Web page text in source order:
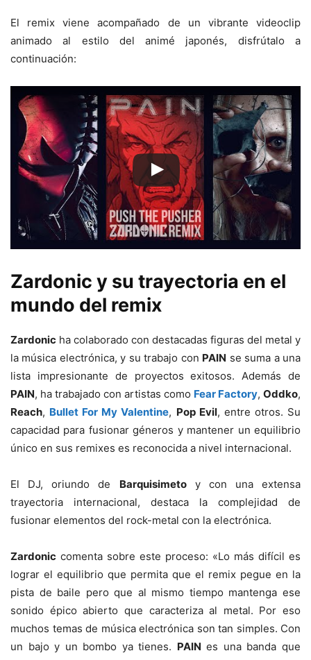
El remix viene acompañado de un vibrante videoclip
animado al estilo del animé japonés, disfrútalo a
continuación:
Zardonic y su trayectoria en el
mundo del remix
Zardonic ha colaborado con destacadas figuras del metal y
la música electrónica, y su trabajo con PAIN se suma a una
lista impresionante de proyectos exitosos. Además de
PAIN, ha trabajado con artistas como Fear Factory, Oddko,
Reach, Bullet For My Valentine, Pop Evil, entre otros. Su
capacidad para fusionar géneros y mantener un equilibrio
único en sus remixes es reconocida a nivel internacional.
El DJ, oriundo de Barquisimetoy con una extensa
trayectoria internacional, destaca la complejidad de
fusionar elementos del rock-metal con la electrónica.
Zardonic comenta sobre este proceso: «Lo más difícil es
lograr el equilibrio que permita que el remix pegue en la
pista de baile pero que al mismo tiempo mantenga ese
sonido épico abierto que caracteriza al metal. Por eso
muchos temas de música electrónica son tan simples. Con
un bajo y un bombo ya tienes. PAIN es una banda que